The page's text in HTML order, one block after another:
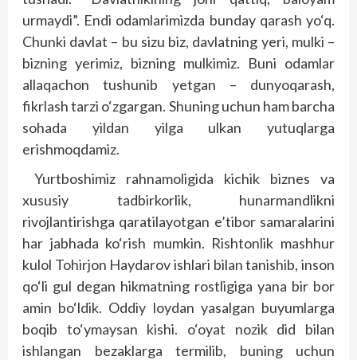
urmaydi”. Endi odamlarimizda bunday qarash yo‘q.
Chunki davlat – bu sizu biz, davlatning yeri, mulki –
bizning yerimiz, bizning mulkimiz. Buni odamlar
allaqachon tushunib yetgan – dunyoqarash,
fikrlash tarzi o‘zgargan. Shuning uchun ham barcha
sohada yildan yilga ulkan yutuqlarga
erishmoqdamiz.
Yurtboshimiz rahnamoligida kichik biznes va
xususiy tadbirkorlik, hunarmandlikni
rivojlantirishga qaratilayotgan e’tibor samaralarini
har jabhada ko‘rish mumkin. Rishtonlik mashhur
kulol Tohirjon Haydarov ishlari bilan tanishib, inson
qo‘li gul degan hikmatning rostligiga yana bir bor
amin bo‘ldik. Oddiy loydan yasalgan buyumlarga
boqib to‘ymaysan kishi. o‘oyat nozik did bilan
ishlangan bezaklarga termilib, buning uchun